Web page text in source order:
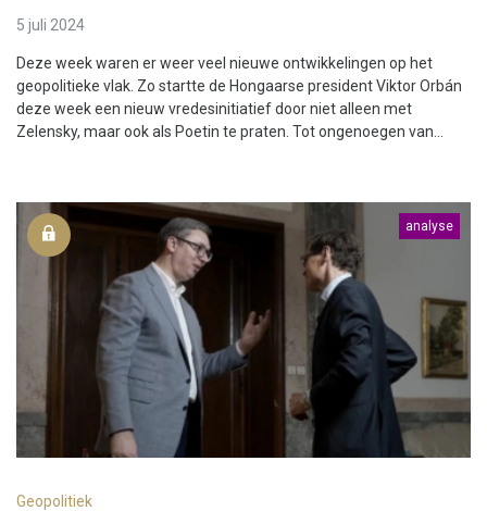
5 juli 2024
Deze week waren er weer veel nieuwe ontwikkelingen op het
geopolitieke vlak. Zo startte de Hongaarse president Viktor Orbán
deze week een nieuw vredesinitiatief door niet alleen met
Zelensky, maar ook als Poetin te praten. Tot ongenoegen van...
analyse
Geopolitiek